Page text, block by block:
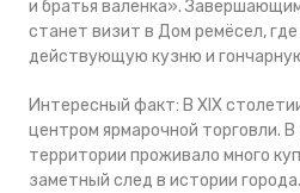
и братья валенка».
станет визит в Дом ремёсел,
действующую кузню и
Интересный факт: В XIX
центром ярмарочной торговли. В
территории проживало много
заметный след в истории